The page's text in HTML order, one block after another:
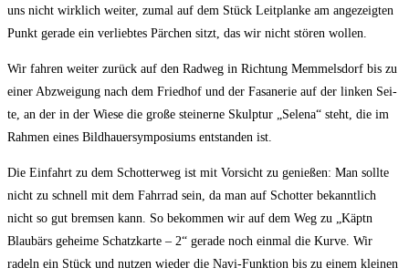
uns nicht wirk­lich wei­ter, zumal auf dem Stück Leit­plan­ke am ange­zeig­ten
Punkt gera­de ein ver­lieb­tes Pär­chen sitzt, das wir nicht stö­ren wollen.
Wir fah­ren wei­ter zurück auf den Rad­weg in Rich­tung Mem­mels­dorf bis zu
einer Abzwei­gung nach dem Fried­hof und der Fasa­ne­rie auf der lin­ken Sei­
te, an der in der Wie­se die gro­ße stei­ner­ne Skulp­tur „Sele­na“ steht, die im
Rah­men eines Bild­hau­er­sym­po­si­ums ent­stan­den ist.
Die Ein­fahrt zu dem Schot­ter­weg ist mit Vor­sicht zu genie­ßen: Man soll­te
nicht zu schnell mit dem Fahr­rad sein, da man auf Schot­ter bekannt­lich
nicht so gut brem­sen kann. So bekom­men wir auf dem Weg zu „Käptn
Blau­bärs gehei­me Schatz­kar­te – 2“ gera­de noch ein­mal die Kur­ve. Wir
radeln ein Stück und nut­zen wie­der die Navi-Funk­ti­on bis zu einem klei­nen